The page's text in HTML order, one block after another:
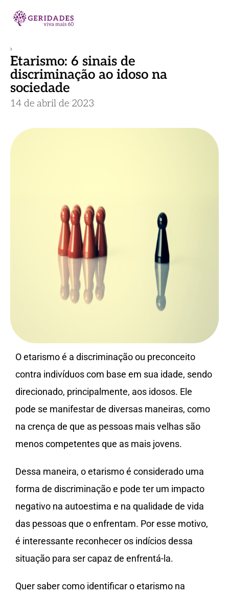
Etarismo: 6 sinais de
discriminação ao idoso na
sociedade
14 de abril de 2023
O etarismo é a discriminação ou preconceito
contra indivíduos com base em sua idade, sendo
direcionado, principalmente, aos idosos. Ele
pode se manifestar de diversas maneiras, como
na crença de que as pessoas mais velhas são
menos competentes que as mais jovens.
Dessa maneira, o etarismo é considerado uma
forma de discriminação e pode ter um impacto
negativo na autoestima e na qualidade de vida
das pessoas que o enfrentam. Por esse motivo,
é interessante reconhecer os indícios dessa
situação para ser capaz de enfrentá-la.
Quer saber como identificar o etarismo na